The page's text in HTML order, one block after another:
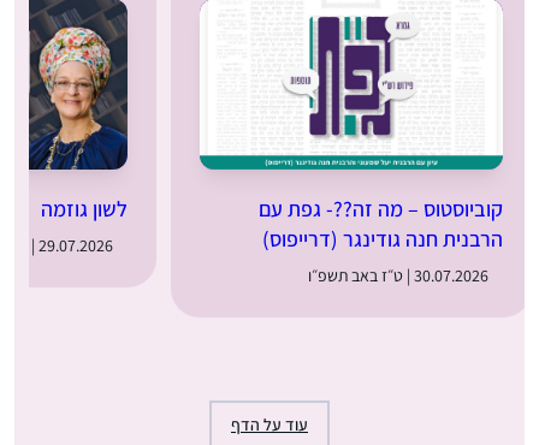
קוביוסטוס – מה זה??- גפת עם
הרבנית חנה גודינגר (דרייפוס)
30.07.2026 | ט״ז באב תשפ״ו
לשון גוזמה
29.07.2026 | ט״ו באב תשפ״ו
עוד על הדף